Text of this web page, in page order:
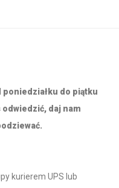
do piątku
odwiedzić, daj nam
kurierem UPS lub